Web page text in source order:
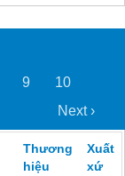
9
10
Next ›
Thương
hiệu
Xuất
xứ